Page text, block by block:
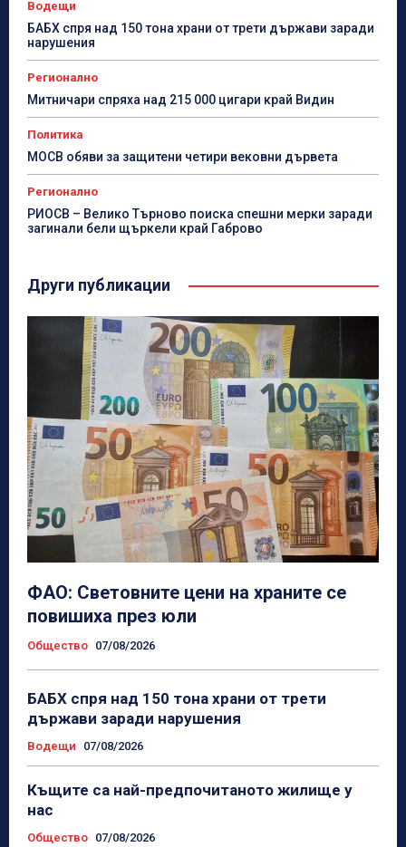
Водещи
БАБХ спря над 150 тона храни от трети държави заради
нарушения
Регионално
Митничари спряха над 215 000 цигари край Видин
Политика
МОСВ обяви за защитени четири вековни дървета
Регионално
РИОСВ – Велико Търново поиска спешни мерки заради
загинали бели щъркели край Габрово
Други публикации
ФАО: Световните цени на храните се
повишиха през юли
Общество 07/08/2026
БАБХ спря над 150 тона храни от трети
държави заради нарушения
Водещи 07/08/2026
Къщите са най-предпочитаното жилище у
нас
Общество 07/08/2026